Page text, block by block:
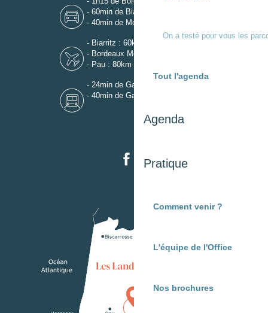
On a testé pour vous les
Tout l'agenda
Agenda
Pratique
Comment venir ?
L'équipe de l'Office
Nos brochures
- 60min de Biarritz
- 40min de Mont-de-Marsan
- Biarritz : 60km
- Bordeaux Mérignac : 110km
- Pau : 80km
- 24min de Gare de Dax
- 40min de Gare de Mont-de-Marsan